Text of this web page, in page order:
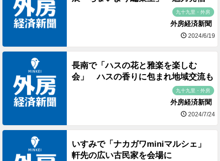
九十九里・外房
外房経済新聞
2024/6/19
長南で「ハスの花と雅楽を楽しむ
会」 ハスの香りに包まれ地域交流も
九十九里・外房
外房経済新聞
2024/7/24
いすみで「ナカガワminiマルシェ」
軒先の広い古民家を会場に